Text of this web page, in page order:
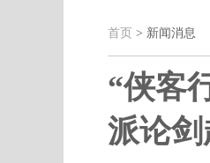
最新新闻 新
新闻消
首页 > 新闻消息
“侠客
派论